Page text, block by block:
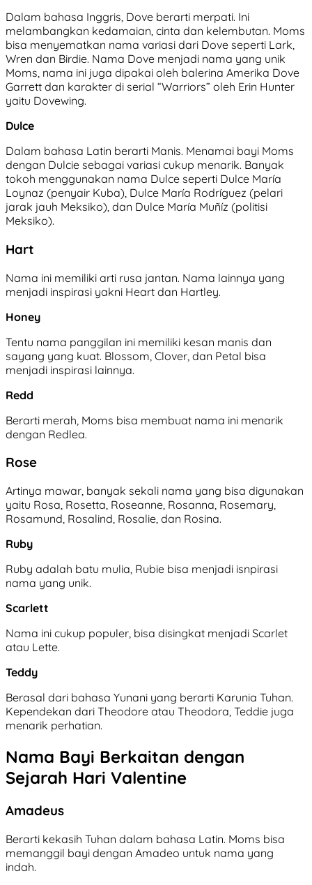
Dalam bahasa Inggris, Dove berarti merpati. Ini
melambangkan kedamaian, cinta dan kelembutan. Moms
bisa menyematkan nama variasi dari Dove seperti Lark,
Wren dan Birdie. Nama Dove menjadi nama yang unik
Moms, nama ini juga dipakai oleh balerina Amerika Dove
Garrett dan karakter di serial “Warriors” oleh Erin Hunter
yaitu Dovewing.
Dulce
Dalam bahasa Latin berarti Manis. Menamai bayi Moms
dengan Dulcie sebagai variasi cukup menarik. Banyak
tokoh menggunakan nama Dulce seperti Dulce María
Loynaz (penyair Kuba), Dulce María Rodríguez (pelari
jarak jauh Meksiko), dan Dulce María Muñíz (politisi
Meksiko).
Hart
Nama ini memiliki arti rusa jantan. Nama lainnya yang
menjadi inspirasi yakni Heart dan Hartley.
Honey
Tentu nama panggilan ini memiliki kesan manis dan
sayang yang kuat. Blossom, Clover, dan Petal bisa
menjadi inspirasi lainnya.
Redd
Berarti merah, Moms bisa membuat nama ini menarik
dengan Redlea.
Rose
Artinya mawar, banyak sekali nama yang bisa digunakan
yaitu Rosa, Rosetta, Roseanne, Rosanna, Rosemary,
Rosamund, Rosalind, Rosalie, dan Rosina.
Ruby
Ruby adalah batu mulia, Rubie bisa menjadi isnpirasi
nama yang unik.
Scarlett
Nama ini cukup populer, bisa disingkat menjadi Scarlet
atau Lette.
Teddy
Berasal dari bahasa Yunani yang berarti Karunia Tuhan.
Kependekan dari Theodore atau Theodora, Teddie juga
menarik perhatian.
Nama Bayi Berkaitan dengan
Sejarah Hari Valentine
Amadeus
Berarti kekasih Tuhan dalam bahasa Latin. Moms bisa
memanggil bayi dengan Amadeo untuk nama yang
indah.